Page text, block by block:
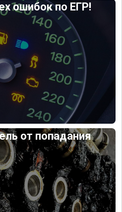
ошибок по ЕГР!
от попадания